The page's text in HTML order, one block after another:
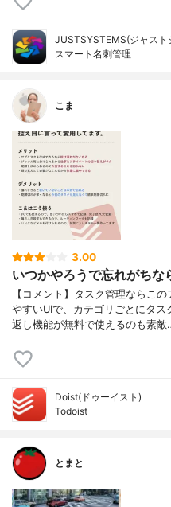
JUSTSYSTEMS(ジャスト
スマート名刺管理
こま
3.00
いつかやろうで忘れがちな
【コメント】タスク管理ならこ
やすいUIで、カテゴリごとにタス
返し機能が無料で使えるのも素敵
Doist(ドゥーイスト)
Todoist
とまと